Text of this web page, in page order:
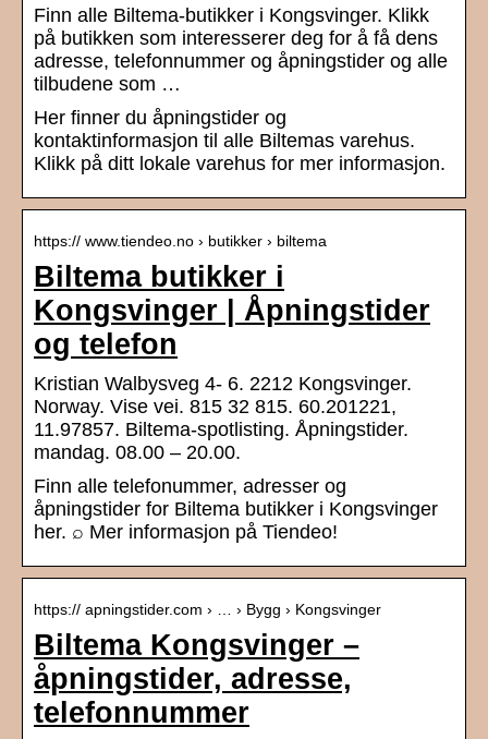
Finn alle Biltema-butikker i Kongsvinger. Klikk
på butikken som interesserer deg for å få dens
adresse, telefonnummer og åpningstider og alle
tilbudene som …
Her finner du åpningstider og
kontaktinformasjon til alle Biltemas varehus.
Klikk på ditt lokale varehus for mer informasjon.
https:// www.tiendeo.no › butikker › biltema
Biltema butikker i
Kongsvinger | Åpningstider
og telefon
Kristian Walbysveg 4- 6. 2212 Kongsvinger.
Norway. Vise vei. 815 32 815. 60.201221,
11.97857. Biltema-spotlisting. Åpningstider.
mandag. 08.00 – 20.00.
Finn alle telefonummer, adresser og
åpningstider for Biltema butikker i Kongsvinger
her. ⌕ Mer informasjon på Tiendeo!
https:// apningstider.com › … › Bygg › Kongsvinger
Biltema Kongsvinger –
åpningstider, adresse,
telefonnummer